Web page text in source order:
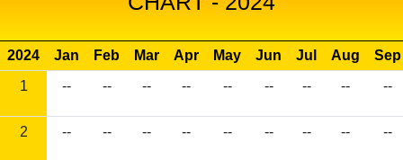
2024 Jan Feb Mar Apr May Jun Jul Aug
Sep
1
-- -- -- -- -- -- -- -- --
2 -- -- -- -- -- -- -- -- --